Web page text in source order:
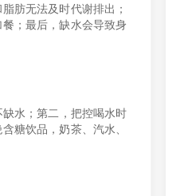
肪无法及时代谢排出；
；最后，缺水会导致身
水；第二，把控喝水时
糖饮品，奶茶、汽水、